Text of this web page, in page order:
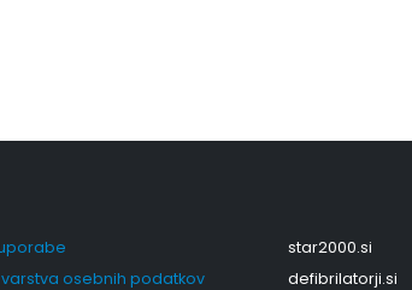
varstva osebnih podatkov
star2000.si
defibrilatorji.si